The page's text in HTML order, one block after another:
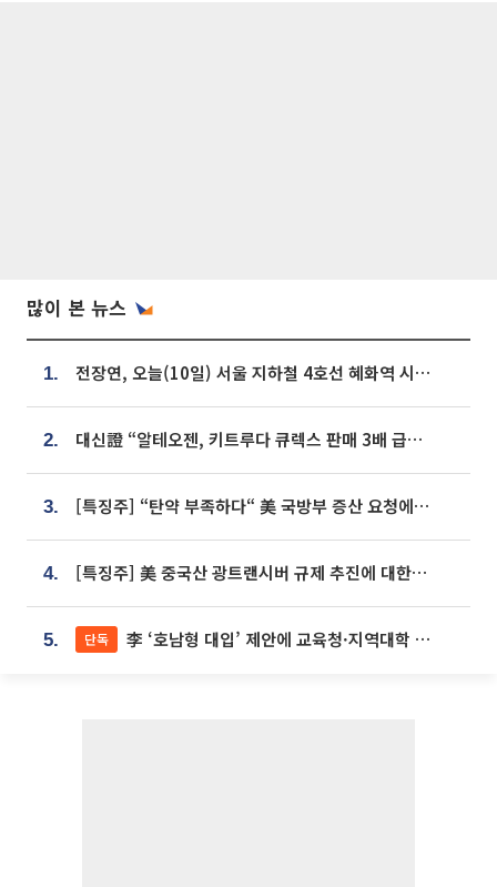
많이 본 뉴스
1. 전장연, 오늘(10일) 서울 지하철 4호선 혜화역 시위…1호선 용산역 무정차
2. 대신證 “알테오젠, 키트루다 큐렉스 판매 3배 급증…목표가 41만원 상향”
3. [특징주] “탄약 부족하다“ 美 국방부 증산 요청에⋯국내 방산주 급등세
4. [특징주] 美 중국산 광트랜시버 규제 추진에 대한광통신 등 광통신株 강세
5. 단독 李 ‘호남형 대입’ 제안에 교육청·지역대학 서·논술형 입시 연계 '착수'